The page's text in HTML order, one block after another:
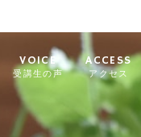
VOICE
受講生の声
ACCESS
アクセス